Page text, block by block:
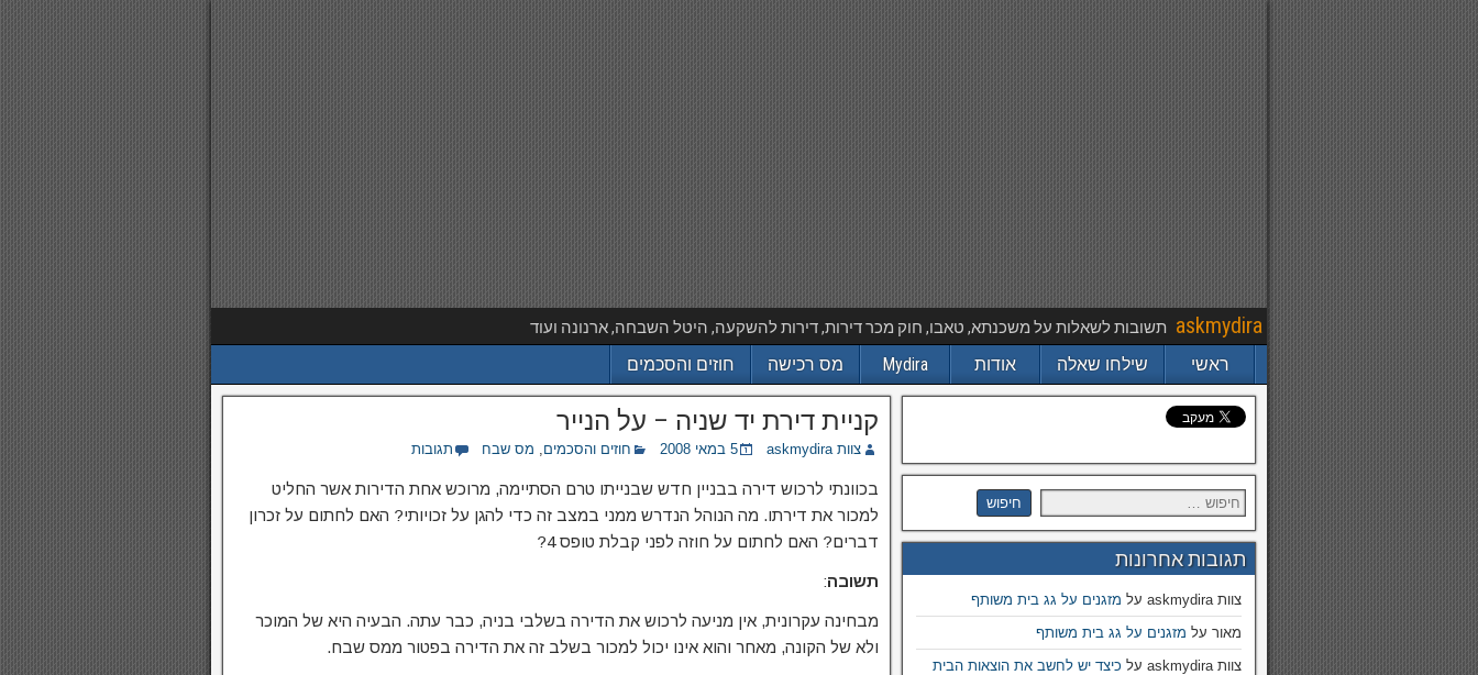
askmydira תשובות לשאלות על משכנתא, טאבו, חוק מכר דירות, דירות להשקעה, היטל השבחה, ארנונה ועוד
ראשי שילחו שאלה אודות Mydira מס רכישה חוזים והסכמים
קניית דירת יד שניה – על הנייר
צוות askmydira 5 במאי 2008 חוזים והסכמים, מס שבח תגובות
בכוונתי לרכוש דירה בבניין חדש שבנייתו טרם הסתיימה, מרוכש אחת הדירות אשר החליט
למכור את דירתו. מה הנוהל הנדרש ממני במצב זה כדי להגן על זכויותי? האם לחתום על זכרון
דברים? האם לחתום על חוזה לפני קבלת טופס 4?
תשובה:
מבחינה עקרונית, אין מניעה לרכוש את הדירה בשלבי בניה, כבר עתה. הבעיה היא של המוכר
ולא של הקונה, מאחר והוא אינו יכול למכור בשלב זה את הדירה בפטור ממס שבח.
תגובות אחרונות
צוות askmydira על מזגנים על גג בית משותף
מאור על מזגנים על גג בית משותף
צוות askmydira
על כיצד יש לחשב את הוצאות הבית